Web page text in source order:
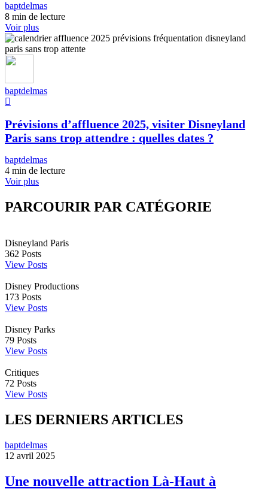
baptdelmas
8 min de lecture
Voir plus
baptdelmas
Prévisions d’affluence 2025, visiter Disneyland
Paris sans trop attendre : quelles dates ?
baptdelmas
4 min de lecture
Voir plus
PARCOURIR PAR CATÉGORIE
Disneyland Paris
362 Posts
View Posts
Disney Productions
173 Posts
View Posts
Disney Parks
79 Posts
View Posts
Critiques
72 Posts
View Posts
LES DERNIERS ARTICLES
baptdelmas
12 avril 2025
Une nouvelle attraction Là-Haut à